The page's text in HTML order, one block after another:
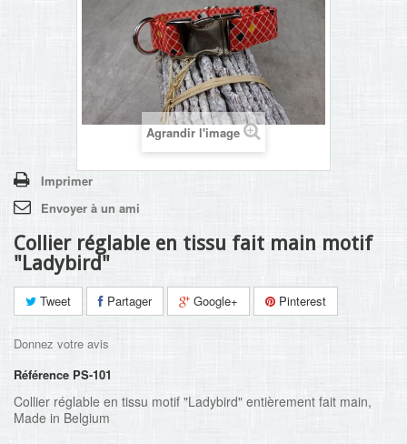
Agrandir l'image
Imprimer
Envoyer à un ami
Collier réglable en tissu fait main motif
"Ladybird"
Tweet Partager Google+ Pinterest
Donnez votre avis
Référence PS-101
Collier réglable en tissu motif "Ladybird" entièrement fait main,
Made in Belgium